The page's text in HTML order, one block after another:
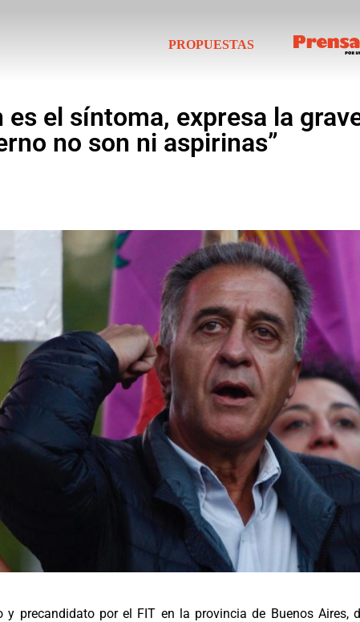
PROPUESTAS
el síntoma, expresa la
no son ni aspirinas”
y precandidato por el FIT en la provincia de Buenos Aires,